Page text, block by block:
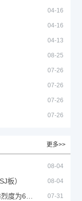
04-16
04-16
04-13
08-25
07-26
07-26
07-26
07-26
更多>>
08-04
板） 08-04
07-31